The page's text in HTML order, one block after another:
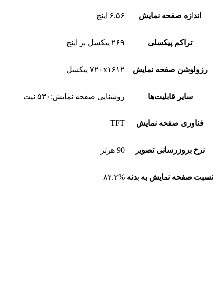
اندازه صفحه نمایش ۶.۵۶ اینچ
تراکم پیکسلی ۲۶۹ پیکسل بر اینچ
رزولوشن صفحه نمایش ۷۲۰x۱۶۱۲ پیکسل
سایر قابلیت‌ها روشنایی صفحه نمایش:۵۳۰ نیت
فناوری صفحه‌ نمایش TFT
نرخ بروزرسانی تصویر 90 هرتز
نسبت صفحه‌ نمایش به بدنه ۸۳.۲%